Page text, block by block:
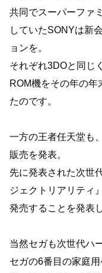
共同でスーパーファ
していたSONYは新
ョンを。
それぞれ3DOと同じ
ROM機をその年の年
たのです。
一方の王者任天堂も
販売を発表。
先に発表された次世
ジェクトリアリティ
発売することを発表
当然セガも次世代ハ
セガの6番目の家庭